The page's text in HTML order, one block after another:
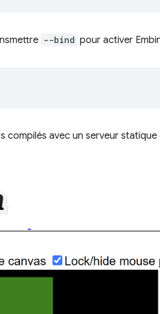
--bind pour activer
compilés avec un serveur